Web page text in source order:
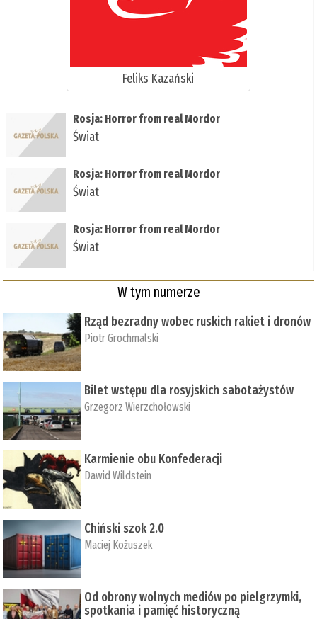
Feliks Kazański
Rosja: Horror from real Mordor
Świat
Rosja: Horror from real Mordor
Świat
Rosja: Horror from real Mordor
Świat
W tym numerze
Rząd bezradny wobec ruskich rakiet i dronów
Piotr Grochmalski
Bilet wstępu dla rosyjskich sabotażystów
Grzegorz Wierzchołowski
Karmienie obu Konfederacji
Dawid Wildstein
Chiński szok 2.0
Maciej Kożuszek
Od obrony wolnych mediów po pielgrzymki,
spotkania i pamięć historyczną